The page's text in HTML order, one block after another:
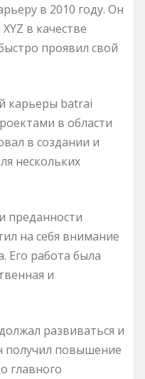
в 2010 году. Он
в качестве
проявил свой
карьеры batrai
в области
в создании и
нескольких
преданности
на себя внимание
Его работа была
и
развиваться и
получил повышение
главного